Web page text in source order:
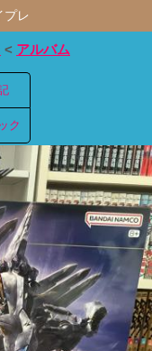
プレ
< アルバム
ク